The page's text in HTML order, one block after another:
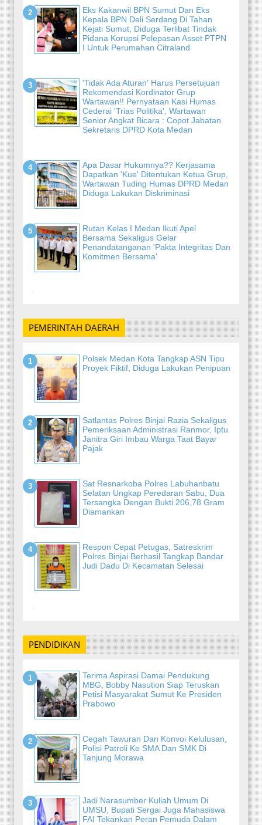
Eks Kakanwil BPN Sumut Dan Eks
Kepala BPN Deli Serdang Di Tahan
Kejati Sumut, Diduga Terlibat Tindak
Pidana Korupsi Pelepasan Asset PTPN
I Untuk Perumahan Citraland
'Tidak Ada Aturan' Harus Persetujuan
Rekomendasi Kordinator Grup
Wartawan!! Pernyataan Kasi Humas
Cederai 'Trias Politika', Wartawan
Senior Angkat Bicara : Copot Jabatan
Sekretaris DPRD Kota Medan
Apa Dasar Hukumnya?? Kerjasama
Dapatkan 'Kue' Ditentukan Ketua Grup,
Wartawan Tuding Humas DPRD Medan
Diduga Lakukan Diskriminasi
Rutan Kelas I Medan Ikuti Apel
Bersama Sekaligus Gelar
Penandatanganan 'Pakta Integritas Dan
Komitmen Bersama'
-
PEMERINTAH DAERAH
Polsek Medan Kota Tangkap ASN Tipu
Proyek Fiktif, Diduga Lakukan Penipuan
Satlantas Polres Binjai Razia Sekaligus
Pemeriksaan Administrasi Ranmor, Iptu
Janitra Giri Imbau Warga Taat Bayar
Pajak
Sat Resnarkoba Polres Labuhanbatu
Selatan Ungkap Peredaran Sabu, Dua
Tersangka Dengan Bukti 206,78 Gram
Diamankan
Respon Cepat Petugas, Satreskrim
Polres Binjai Berhasil Tangkap Bandar
Judi Dadu Di Kecamatan Selesai
-
PENDIDIKAN
Terima Aspirasi Damai Pendukung
MBG, Bobby Nasution Siap Teruskan
Petisi Masyarakat Sumut Ke Presiden
Prabowo
Cegah Tawuran Dan Konvoi Kelulusan,
Polisi Patroli Ke SMA Dan SMK Di
Tanjung Morawa
Jadi Narasumber Kuliah Umum Di
UMSU, Bupati Sergai Juga Mahasiswa
FAI Tekankan Peran Pemuda Dalam